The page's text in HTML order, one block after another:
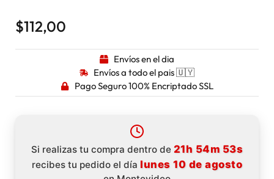
$112,00
Envíos en el dia
Envíos a todo el pais 🇺🇾
Pago Seguro 100% Encriptado SSL
Si realizas tu compra dentro de 21h 54m 53s
recibes tu pedido el día lunes 10 de agosto